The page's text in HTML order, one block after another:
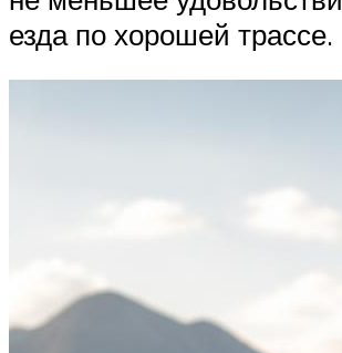
езда по хорошей трассе.